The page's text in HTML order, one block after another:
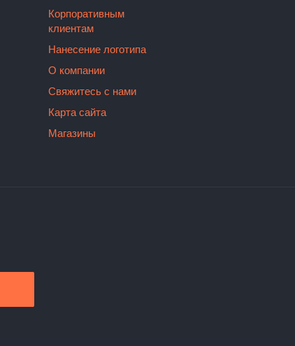
Корпоративным
клиентам
Нанесение логотипа
О компании
Свяжитесь с нами
Карта сайта
Магазины